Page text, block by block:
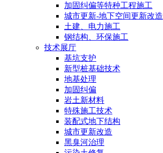
加固纠偏等特种工程施工
城市更新-地下空间更新改造
土建、电力施工
钢结构、环保施工
技术展厅
基坑支护
新型桩基础技术
地基处理
加固纠偏
岩土新材料
特殊施工技术
装配式地下结构
城市更新改造
黑臭河治理